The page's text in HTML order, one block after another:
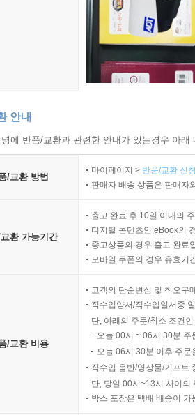
안내
에 반품/교환과 관련한 안내가 있는경우 아
/교환 방법
마이페이지 > 반품/교환 신
판매자 배송 상품은 판매자
환 가능기간
출고 완료 후 10일 이내의
디지털 콘텐츠인 eBook의
중고상품의 경우 출고 완료
모바일 쿠폰의 경우 유효기
/교환 비용
고객의 단순변심 및 착오구
직수입양서/직수입일서중
단, 아래의 주문/취소 조건
오늘 00시 ~ 06시 30분
오늘 06시 30분 이후 주
직수입 음반/영상물/기프트
단, 당일 00시~13시 사이의
박스 포장은 택배 배송이